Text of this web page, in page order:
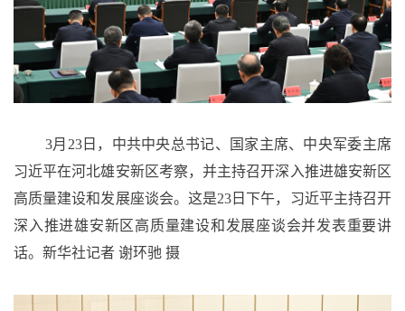
3月23日，中共中央总书记、国家主席、中央军委主席
习近平在河北雄安新区考察，并主持召开深入推进雄安新区
高质量建设和发展座谈会。这是23日下午，习近平主持召开
深入推进雄安新区高质量建设和发展座谈会并发表重要讲
话。新华社记者 谢环驰 摄